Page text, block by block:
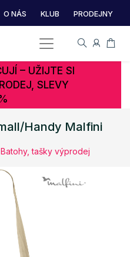
O NÁS KLUB PRODEJNY
– UŽIJTE SI
SLEVY
Handy Malfini
Batohy, tašky výprodej